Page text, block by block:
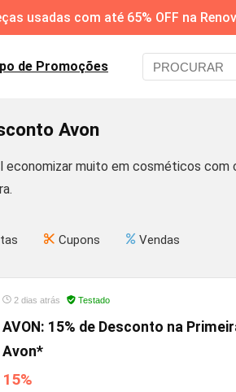
usadas com até 65% OFF na
de Promoções
Avon
economizar muito em cosméticos
Cupons Vendas
2 dias atrás Testado
AVON: 15% de Desconto na
Avon*
15%